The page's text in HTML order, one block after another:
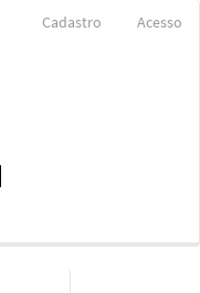
Cadastro Acesso